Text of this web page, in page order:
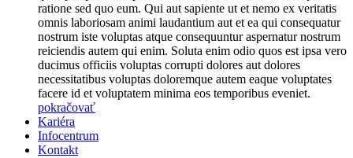
ratione sed quo eum. Qui aut sapiente ut et nemo ex veritatis
omnis laboriosam animi laudantium aut et ea qui consequatur
nostrum iste voluptas atque consequuntur aspernatur nostrum
reiciendis autem qui enim. Soluta enim odio quos est ipsa vero
ducimus officiis voluptas corrupti dolores aut dolores
necessitatibus voluptas doloremque autem eaque voluptates
facere id et voluptatem minima eos temporibus eveniet.
pokračovať
Kariéra
Infocentrum
Kontakt